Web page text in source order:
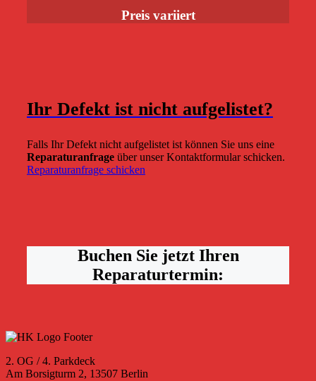
Preis variiert
Ihr Defekt ist nicht aufgelistet?
Falls Ihr Defekt nicht aufgelistet ist können Sie uns eine
Reparaturanfrage über unser Kontaktformular schicken.
Reparaturanfrage schicken
Buchen Sie jetzt Ihren
Reparaturtermin:
2. OG / 4. Parkdeck
Am Borsigturm 2, 13507 Berlin